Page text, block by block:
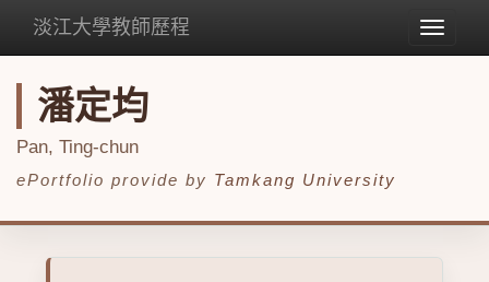
Toggle
淡江大學教師歷程
潘定均
Pan, Ting-chun
ePortfolio provide by Tamkang University